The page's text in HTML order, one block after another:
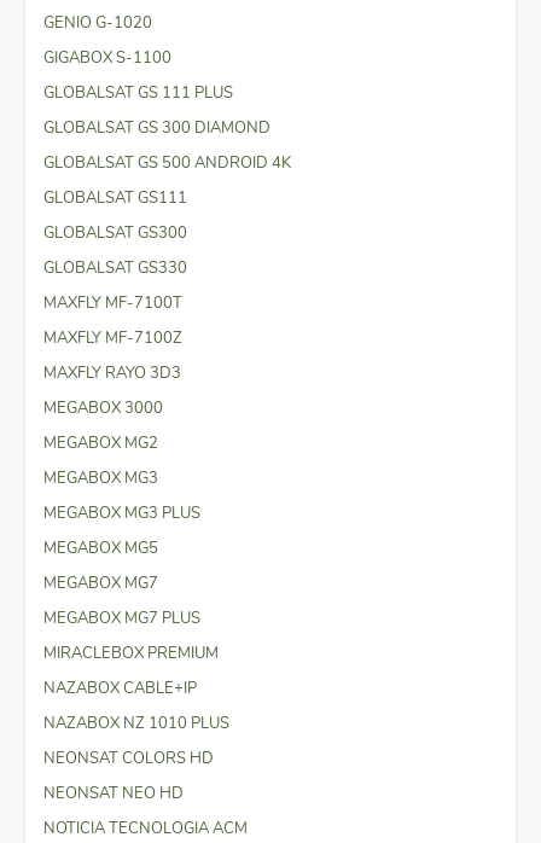
GENIO G-1020
GIGABOX S-1100
GLOBALSAT GS 111 PLUS
GLOBALSAT GS 300 DIAMOND
GLOBALSAT GS 500 ANDROID 4K
GLOBALSAT GS111
GLOBALSAT GS300
GLOBALSAT GS330
MAXFLY MF-7100T
MAXFLY MF-7100Z
MAXFLY RAYO 3D3
MEGABOX 3000
MEGABOX MG2
MEGABOX MG3
MEGABOX MG3 PLUS
MEGABOX MG5
MEGABOX MG7
MEGABOX MG7 PLUS
MIRACLEBOX PREMIUM
NAZABOX CABLE+IP
NAZABOX NZ 1010 PLUS
NEONSAT COLORS HD
NEONSAT NEO HD
NOTICIA TECNOLOGIA ACM